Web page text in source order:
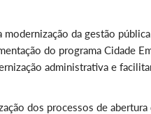
da gestão
do programa Cidade
administrativa e
dos processos de abertura